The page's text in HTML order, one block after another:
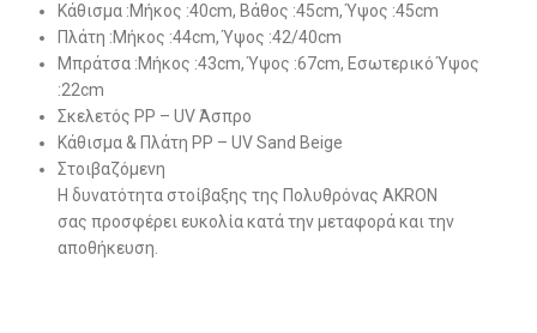
Κάθισμα :Μήκος :40cm, Βάθος :45cm, Ύψος :45cm
Πλάτη :Μήκος :44cm, Ύψος :42/40cm
Μπράτσα :Mήκος :43cm, Ύψος :67cm, Εσωτερικό Ύψος
:22cm
Σκελετός ΡΡ – UV Άσπρο
Κάθισμα & Πλάτη ΡΡ – UV Sand Beige
Στοιβαζόμενη
Η δυνατότητα στοίβαξης της Πολυθρόνας AKRON
σας προσφέρει ευκολία κατά την μεταφορά και την
αποθήκευση.